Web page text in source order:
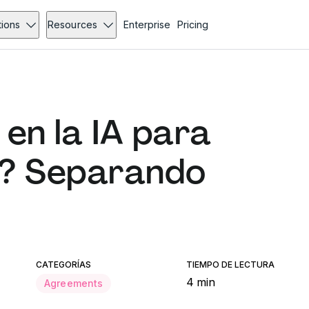
Resources Enterprise Pricing
la IA para
Separando
CATEGORÍAS
Agreements
TIEMPO DE LECTURA
4 min